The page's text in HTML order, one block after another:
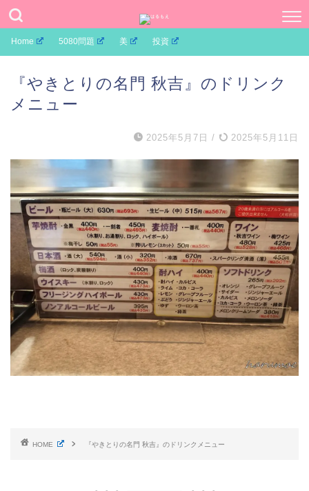
Home 5080問題 美 投資
『やきとりの名門 秋吉』のドリンク
メニュー
2025年5月7日 / 2025年5月11日
HOME 『やきとりの名門 秋吉』のドリンクメニュー